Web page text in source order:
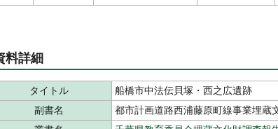
料詳細
タイトル
船橋市中法伝貝塚・西之広遺跡
副書名
都市計画道路西浦藤原町線事業埋蔵